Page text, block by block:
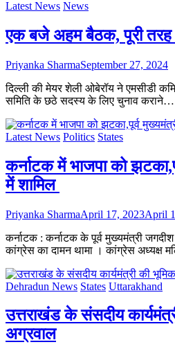
Latest News News
एक बजे अहम बैठक, पूरी तरह
Priyanka SharmaSeptember 27, 2024
दिल्ली की मेयर शेली ओबेरॉय ने एमसीडी
समिति के छठे सदस्य के लिए चुनाव कराने…
Latest News Politics States
कर्नाटक में भाजपा को
में शामिल
Priyanka SharmaApril 17, 2023April
कर्नाटक : कर्नाटक के पूर्व मुख्यमंत्री
कांग्रेस का दामन थामा । कांग्रेस अध्यक्ष
Dehradun News States Uttarakhand
उत्तराखंड के संसदीय
अग्रवाल